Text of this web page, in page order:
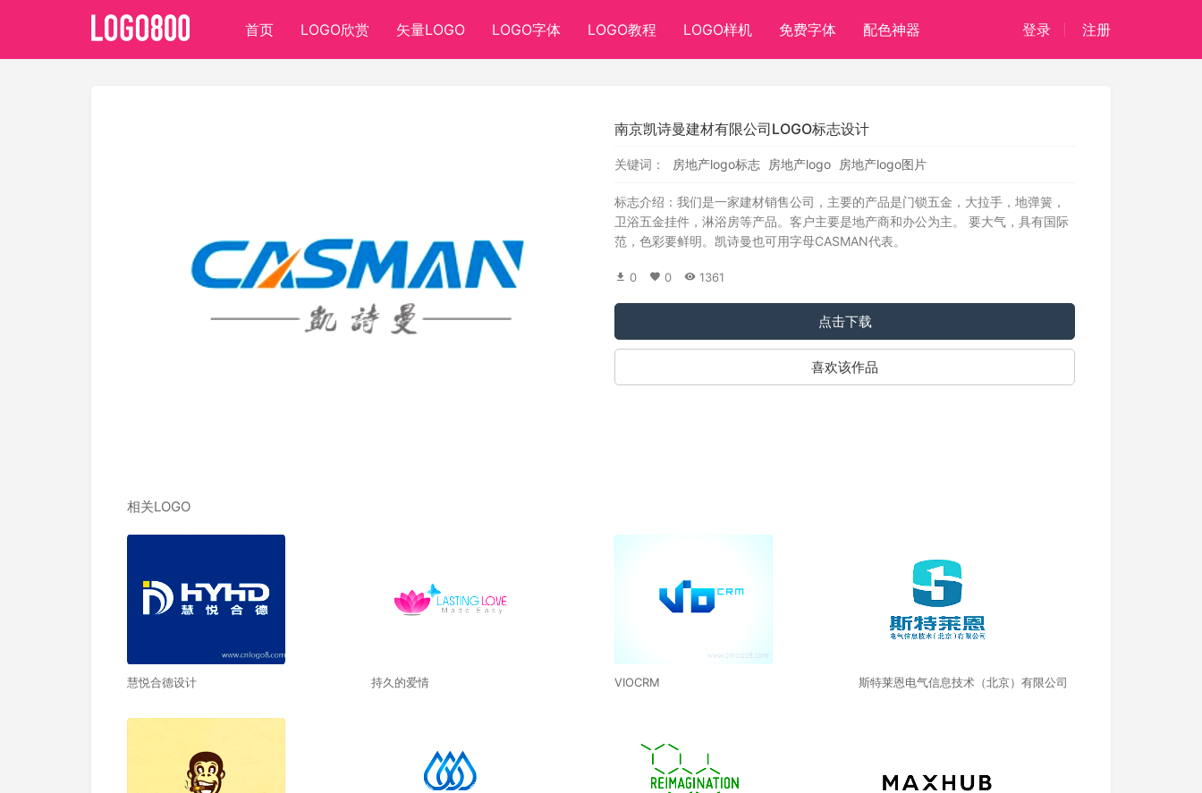
首页 LOGO欣赏 矢量LOGO LOGO字体 LOGO教程 LOGO样机 免费字体 配色神器 登录 注册
南京凯诗曼建材有限公司LOGO标志设计
关键词： 房地产logo标志 房地产logo 房地产logo图片
标志介绍：我们是一家建材销售公司，主要的产品是门锁五金，大拉手，地弹簧，
卫浴五金挂件，淋浴房等产品。客户主要是地产商和办公为主。 要大气，具有国际
范，色彩要鲜明。凯诗曼也可用字母CASMAN代表。
0 0 1361
点击下载
喜欢该作品
相关LOGO
慧悦合德设计 持久的爱情 VIOCRM 斯特莱恩电气信息技术（北京）有限公司